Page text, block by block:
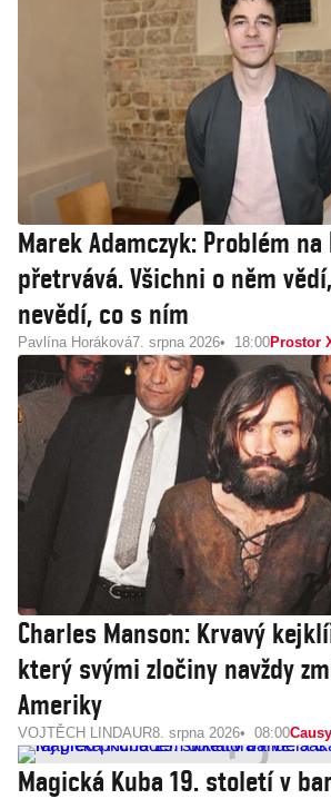
Marek Adamczyk: Problém na
přetrvává. Všichni o něm
nevědí, co s ním
Pavlína Horáková7. srpna 2026 18:00Prostor
Charles Manson: Krvavý
který svými zločiny navždy
Ameriky
VOJTĚCH LINDAUR8. srpna 2026 08:00Causy
Magická Kuba 19. století v